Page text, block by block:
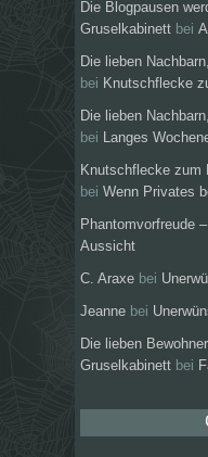
Die Blogpausen
Gruselkabinett bei
Die lieben
bei Knutschflecke
Die lieben
bei
Langes
Knutschflecke zum
bei Wenn Privates
Phantomvorfreude
Aussicht
C. Araxe bei
Jeanne bei
Die lieben
Gruselkabinett bei